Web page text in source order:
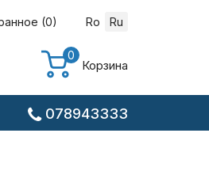
(0) Ro Ru
0
Корзина
078943333